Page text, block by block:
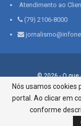
Atendimento ao
(79) 2106-8000
© 2026 - O que
Infonet - Rua
Aracaju-SE, CEP
Nós usamos cookies
portal. Ao clicar em
conforme